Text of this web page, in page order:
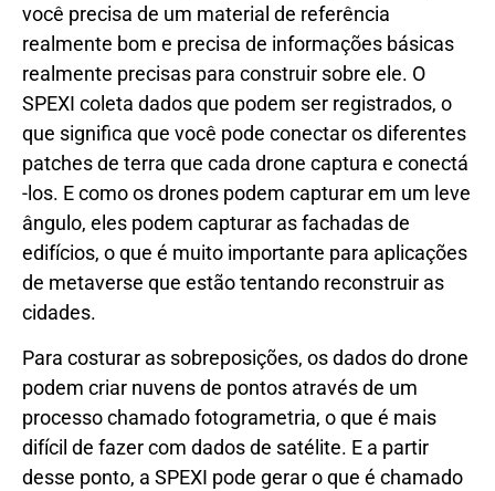
você precisa de um material de referência
realmente bom e precisa de informações básicas
realmente precisas para construir sobre ele. O
SPEXI coleta dados que podem ser registrados, o
que significa que você pode conectar os diferentes
patches de terra que cada drone captura e conectá
-los. E como os drones podem capturar em um leve
ângulo, eles podem capturar as fachadas de
edifícios, o que é muito importante para aplicações
de metaverse que estão tentando reconstruir as
cidades.
Para costurar as sobreposições, os dados do drone
podem criar nuvens de pontos através de um
processo chamado fotogrametria, o que é mais
difícil de fazer com dados de satélite. E a partir
desse ponto, a SPEXI pode gerar o que é chamado